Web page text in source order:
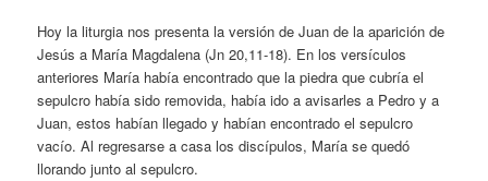
Hoy la liturgia nos presenta la versión de Juan de la aparición de
Jesús a María Magdalena (Jn 20,11-18). En los versículos
anteriores María había encontrado que la piedra que cubría el
sepulcro había sido removida, había ido a avisarles a Pedro y a
Juan, estos habían llegado y habían encontrado el sepulcro
vacío. Al regresarse a casa los discípulos, María se quedó
llorando junto al sepulcro.